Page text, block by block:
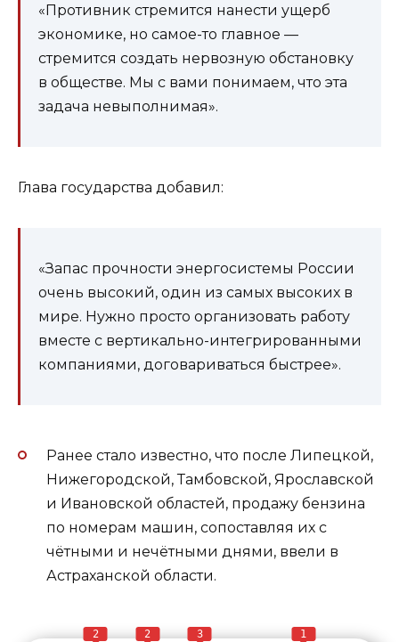
«Противник стремится нанести ущерб
экономике, но самое-то главное —
стремится создать нервозную обстановку
в обществе. Мы с вами понимаем, что эта
задача невыполнимая».
Глава государства добавил:
«Запас прочности энергосистемы России
очень высокий, один из самых высоких в
мире. Нужно просто организовать работу
вместе с вертикально-интегрированными
компаниями, договариваться быстрее».
Ранее стало известно, что после Липецкой,
Нижегородской, Тамбовской, Ярославской
и Ивановской областей, продажу бензина
по номерам машин, сопоставляя их с
чётными и нечётными днями, ввели в
Астраханской области.
2 2 3 1